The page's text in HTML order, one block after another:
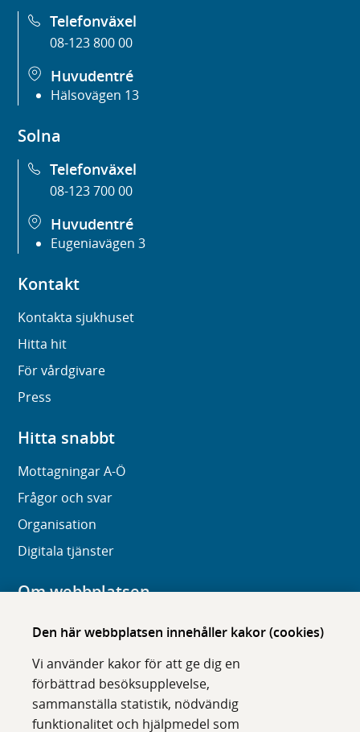
Den här webbplatsen innehåller kakor (cookies)
Vi använder kakor för att ge dig en
förbättrad besöksupplevelse,
sammanställa statistik, nödvändig
funktionalitet och hjälpmedel som
Telefonväxel
08-123 800 00
Huvudentré
Hälsovägen 13
Solna
Telefonväxel
08-123 700 00
Huvudentré
Eugeniavägen 3
Kontakt
Kontakta sjukhuset
Hitta hit
För vårdgivare
Press
Hitta snabbt
Mottagningar A-Ö
Frågor och svar
Organisation
Digitala tjänster
Om webbplatsen
Om karolinska.se
Tillgänglighet
Om cookies